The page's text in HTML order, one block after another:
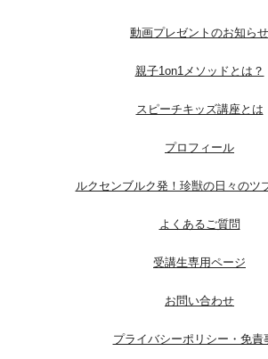
動画プレゼントのお知らせ
親子1on1メソッドとは？
スピーチキッズ講座とは
プロフィール
ルクセンブルク発！珍獣の日々のツ
よくあるご質問
受講生専用ページ
お問い合わせ
プライバシーポリシー・免責